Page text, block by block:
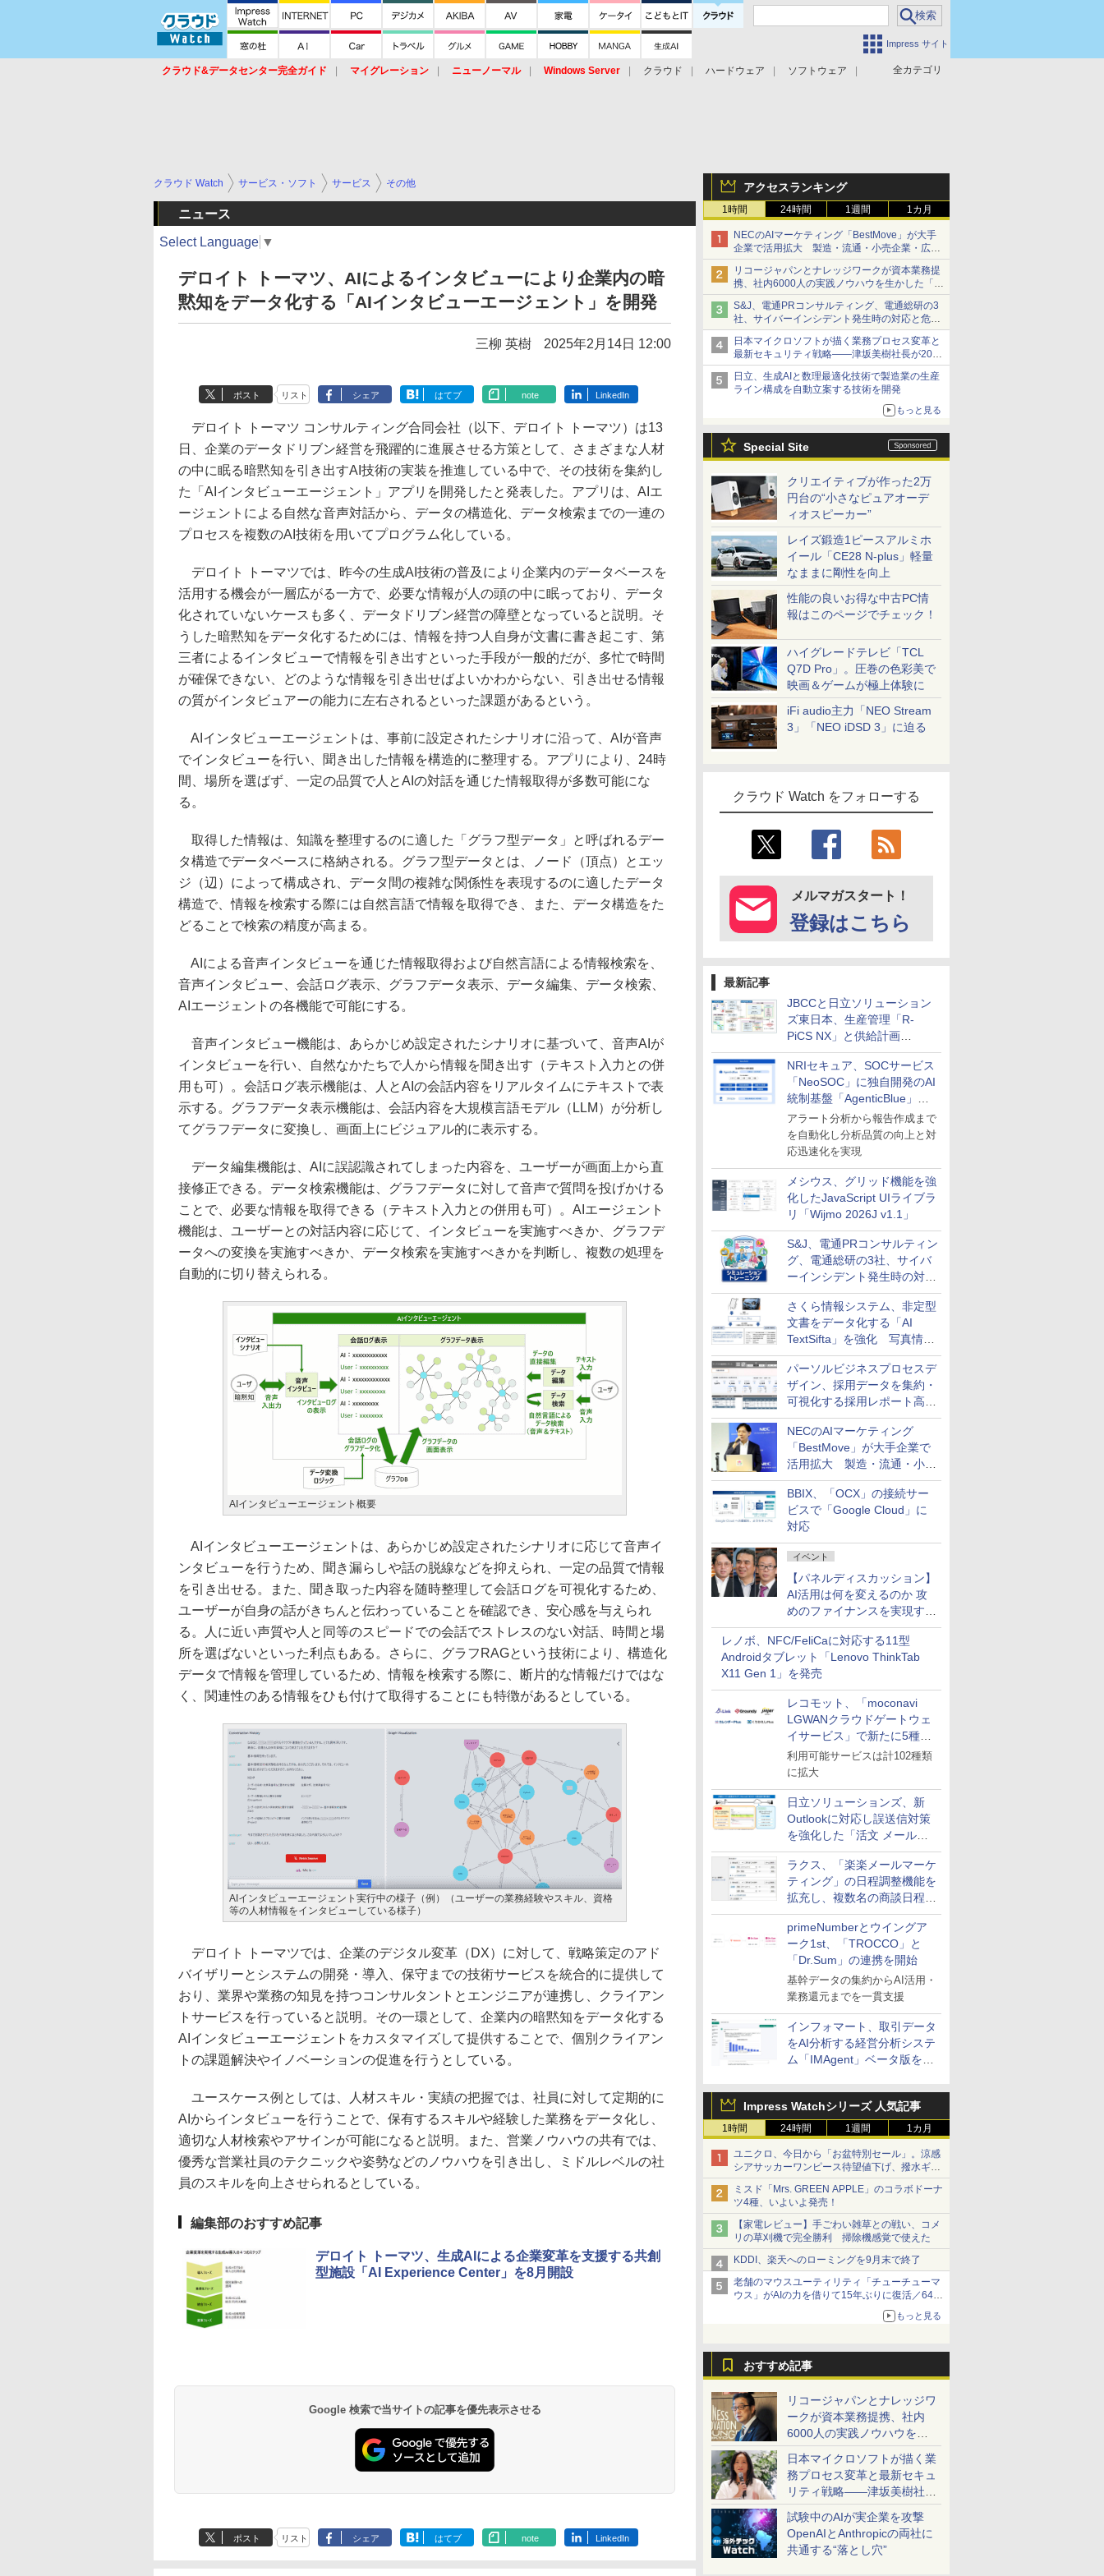
Impress サイト
全カテゴリ
クラウド&データセンター完全ガイド マイグレーション ニューノーマル Windows Server クラウド ハードウェア
ソフトウェア
アクセスランキング
1時間 24時間 1週間 1カ月
NECのAIマーケティング「BestMove」が大手
企業で活用拡大 製造・流通・小売企業・広告
代理店などが実装フェーズへ
リコージャパンとナレッジワークが資本業務提
携、社内6000人の実践ノウハウを生かした「AI
商談記録 for RICOH」を展開へ
S&J、電通PRコンサルティング、電通総研の3
社、サイバーインシデント発生時の対応と危機
管理広報を一体的に訓練するプログラムを提供
日本マイクロソフトが描く業務プロセス変革と
最新セキュリティ戦略――津坂美樹社長が2027
年度戦略を説明
日立、生成AIと数理最適化技術で製造業の生産
ライン構成を自動立案する技術を開発
もっと見る
Special Site
クリエイティブが作った2万
円台の“小さなピュアオーデ
ィオスピーカー”
レイズ鍛造1ピースアルミホ
イール「CE28 N-plus」軽量
なままに剛性を向上
性能の良いお得な中古PC情
報はこのページでチェック！
ハイグレードテレビ「TCL
Q7D Pro」。圧巻の色彩美で
映画＆ゲームが極上体験に
iFi audio主力「NEO Stream
3」「NEO iDSD 3」に迫る
クラウド Watch をフォローする
メルマガスタート！
登録はこちら
最新記事
JBCCと日立ソリューション
ズ東日本、生産管理「R-
PiCS NX」と供給計画
「scSQUARE ISP」の連携サ
ービスを提供開始
NRIセキュア、SOCサービス
「NeoSOC」に独自開発のAI
統制基盤「AgenticBlue」を
導入
アラート分析から報告作成まで
を自動化し分析品質の向上と対
応迅速化を実現
メシウス、グリッド機能を強
化したJavaScript UIライブラ
リ「Wijmo 2026J v1.1」
S&J、電通PRコンサルティン
グ、電通総研の3社、サイバ
ーインシデント発生時の対応
と危機管理広報を一体的に訓
練するプログラムを提供
さくら情報システム、非定型
文書をデータ化する「AI
TextSifta」を強化 写真情報
のデータ化などに対応
パーソルビジネスプロセスデ
ザイン、採用データを集約・
可視化する採用レポート高速
化サービスを提供
NECのAIマーケティング
「BestMove」が大手企業で
活用拡大 製造・流通・小売
企業・広告代理店などが実装
フェーズへ
BBIX、「OCX」の接続サー
ビスで「Google Cloud」に
対応
イベント
【パネルディスカッション】
AI活用は何を変えるのか 攻
めのファイナンスを実現する
業務設計とマインドセット変
革
レノボ、NFC/FeliCaに対応する11型
Androidタブレット「Lenovo ThinkTab
X11 Gen 1」を発売
レコモット、「moconavi
LGWANクラウドゲートウェ
イサービス」で新たに5種類
のサービスと連携開始
利用可能サービスは計102種類
に拡大
日立ソリューションズ、新
Outlookに対応し誤送信対策
を強化した「活文 メール誤
送信防止アドインサービス」
を提供
ラクス、「楽楽メールマーケ
ティング」の日程調整機能を
拡充し、複数名の商談日程調
整を効率化
primeNumberとウイングア
ーク1st、「TROCCO」と
「Dr.Sum」の連携を開始
基幹データの集約からAI活用・
業務還元までを一貫支援
インフォマート、取引データ
をAI分析する経営分析システ
ム「IMAgent」ベータ版を提
Impress Watchシリーズ 人気記事
1時間 24時間 1週間 1カ月
ユニクロ、今日から「お盆特別セール」。涼感
シアサッカーワンピース待望値下げ、撥水ギア
ショーツは1990円に
ミスド「Mrs. GREEN APPLE」のコラボドーナ
ツ4種、いよいよ発売！
【家電レビュー】手ごわい雑草との戦い、コメ
リの草刈機で完全勝利 掃除機感覚で使えた
KDDI、楽天へのローミングを9月末で終了
老舗のマウスユーティリティ「チューチューマ
ウス」がAIの力を借りて15年ぶりに復活／64bit
化、Windows 10/11、「Chrome」も走り回
る。復活記念で2026年末まで500円
もっと見る
おすすめ記事
リコージャパンとナレッジワ
ークが資本業務提携、社内
6000人の実践ノウハウを生
かした「AI商談記録 for
RICOH」を展開へ
日本マイクロソフトが描く業
務プロセス変革と最新セキュ
リティ戦略――津坂美樹社長
が2027年度戦略を説明
試験中のAIが実企業を攻撃
OpenAIとAnthropicの両社に
共通する“落とし穴”
クラウド Watch サービス・ソフト サービス その他
ニュース
Select Language ▼
デロイト トーマツ、AIによるインタビューにより企業内の暗
黙知をデータ化する「AIインタビューエージェント」を開発
三柳 英樹 2025年2月14日 12:00
ポスト リスト シェア はてブ note LinkedIn
デロイト トーマツ コンサルティング合同会社（以下、デロイト トーマツ）は13
日、企業のデータドリブン経営を飛躍的に進展させる方策として、さまざまな人材
の中に眠る暗黙知を引き出すAI技術の実装を推進している中で、その技術を集約し
た「AIインタビューエージェント」アプリを開発したと発表した。アプリは、AIエ
ージェントによる自然な音声対話から、データの構造化、データ検索までの一連の
プロセスを複数のAI技術を用いてプログラム化している。
デロイト トーマツでは、昨今の生成AI技術の普及により企業内のデータベースを
活用する機会が一層広がる一方で、必要な情報が人の頭の中に眠っており、データ
化されていないケースも多く、データドリブン経営の障壁となっていると説明。そ
うした暗黙知をデータ化するためには、情報を持つ人自身が文書に書き起こす、第
三者によるインタビューで情報を引き出すといった手段が一般的だが、多忙で時間
が確保できない、どのような情報を引き出せばよいかわからない、引き出せる情報
の質がインタビュアーの能力に左右されるといった課題があるという。
AIインタビューエージェントは、事前に設定されたシナリオに沿って、AIが音声
でインタビューを行い、聞き出した情報を構造的に整理する。アプリにより、24時
間、場所を選ばず、一定の品質で人とAIの対話を通じた情報取得が多数可能にな
る。
取得した情報は、知識を整理するのに適した「グラフ型データ」と呼ばれるデー
タ構造でデータベースに格納される。グラフ型データとは、ノード（頂点）とエッ
ジ（辺）によって構成され、データ間の複雑な関係性を表現するのに適したデータ
構造で、情報を検索する際には自然言語で情報を取得でき、また、データ構造をた
どることで検索の精度が高まる。
AIによる音声インタビューを通じた情報取得および自然言語による情報検索を、
音声インタビュー、会話ログ表示、グラフデータ表示、データ編集、データ検索、
AIエージェントの各機能で可能にする。
音声インタビュー機能は、あらかじめ設定されたシナリオに基づいて、音声AIが
インタビューを行い、自然なかたちで人から情報を聞き出す（テキスト入力との併
用も可）。会話ログ表示機能は、人とAIの会話内容をリアルタイムにテキストで表
示する。グラフデータ表示機能は、会話内容を大規模言語モデル（LLM）が分析し
てグラフデータに変換し、画面上にビジュアル的に表示する。
データ編集機能は、AIに誤認識されてしまった内容を、ユーザーが画面上から直
接修正できる。データ検索機能は、グラフデータに対して音声で質問を投げかける
ことで、必要な情報を取得できる（テキスト入力との併用も可）。AIエージェント
機能は、ユーザーとの対話内容に応じて、インタビューを実施すべきか、グラフデ
ータへの変換を実施すべきか、データ検索を実施すべきかを判断し、複数の処理を
自動的に切り替えられる。
AIインタビューエージェント概要
AIインタビューエージェントは、あらかじめ設定されたシナリオに応じて音声イ
ンタビューを行うため、聞き漏らしや話の脱線などを抑えられ、一定の品質で情報
を引き出せる。また、聞き取った内容を随時整理して会話ログを可視化するため、
ユーザーが自身の話がきちんと伝わっていることを確認でき、安心感を与えられ
る。人に近い声質や人と同等のスピードでの会話でストレスのない対話、時間と場
所を選ばないといった利点もある。さらに、グラフRAGという技術により、構造化
データで情報を管理しているため、情報を検索する際に、断片的な情報だけではな
く、関連性のある情報をひも付けて取得することにも特徴があるとしている。
AIインタビューエージェント実行中の様子（例）（ユーザーの業務経験やスキル、資格
等の人材情報をインタビューしている様子）
デロイト トーマツでは、企業のデジタル変革（DX）に対して、戦略策定のアド
バイザリーとシステムの開発・導入、保守までの技術サービスを統合的に提供して
おり、業界や業務の知見を持つコンサルタントとエンジニアが連携し、クライアン
トサービスを行っていると説明。その一環として、企業内の暗黙知をデータ化する
AIインタビューエージェントをカスタマイズして提供することで、個別クライアン
トの課題解決やイノベーションの促進を行うとしている。
ユースケース例としては、人材スキル・実績の把握では、社員に対して定期的に
AIからインタビューを行うことで、保有するスキルや経験した業務をデータ化し、
適切な人材検索やアサインが可能になると説明。また、営業ノウハウの共有では、
優秀な営業社員のテクニックや姿勢などのノウハウを引き出し、ミドルレベルの社
員のスキルを向上させられるとしている。
編集部のおすすめ記事
デロイト トーマツ、生成AIによる企業変革を支援する共創
型施設「AI Experience Center」を8月開設
Google 検索で当サイトの記事を優先表示させる
ポスト リスト シェア はてブ note LinkedIn